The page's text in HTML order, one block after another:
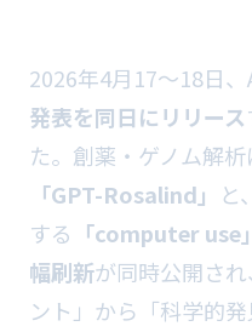
2026年4月17〜18日
発表を同日にリリース
た。創薬・ゲノム解
「GPT-Rosalind」
と
する 「computer use
幅刷新が同時公開さ
ント」から「科学的